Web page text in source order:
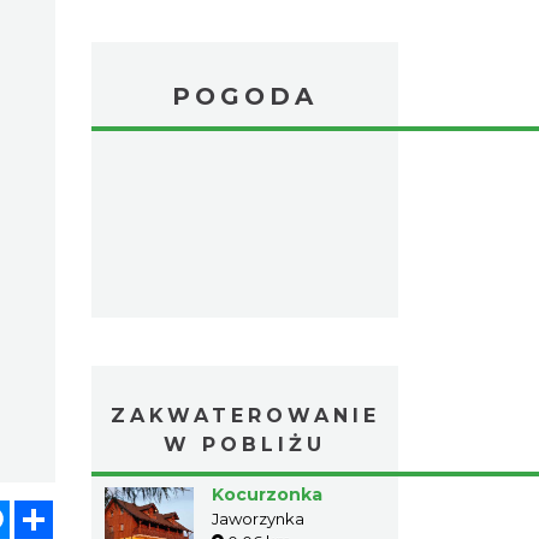
Messenger
Share
POGODA
ZAKWATEROWANIE
W POBLIŻU
Kocurzonka
Jaworzynka